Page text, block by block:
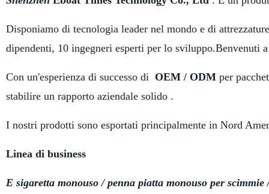
Disponiamo di tecnologia leader nel mondo e di
dipendenti, 10 ingegneri esperti per lo sviluppo.Benvenuti
Con un'esperienza di successo di OEM / ODMper
stabilire un rapporto aziendale solido .
I nostri prodotti sono esportati principalmente in Nord
Linea di business
E sigaretta monouso / penna piatta monouso per